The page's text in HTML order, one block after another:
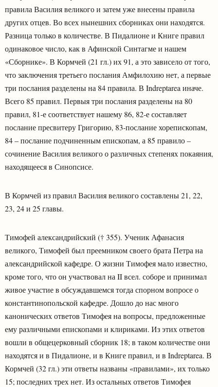
правила Василия великого и затем уже внесены правила
других отцев. Во всех нынешних сборниках они находятся.
Разница только в количестве. В Пидалионе и Книге правил
одинаковое число, как в Афинской Синтагме и нашем
«Сборнике». В Кормчей (21 гл.) их 91, а это зависело от того,
что заключения третьего послания Амфилохию нет, а первые
три послания разделены на 84 правила. В Indreptarea иначе.
Всего 85 правил. Первыя три послания разделены на 80
правил, 81-е соответствует нашему 86, 82-е составляет
послание пресвитеру Григорию, 83-послание хорепископам,
84 – послание подчиненным епископам, а 85 правило –
сочинение Василия великого о различных степенях покаяния,
находящееся в Синопсисе.
В Кормчей из правил Василия великого составлены 21, 22,
23, 24 и 25 главы.
Тимофей александрийский († 355). Ученик Афанасия
великого, Тимофей был преемником своего брата Петра на
александрийской кафедре. О жизни Тимофея мало известно,
кроме того, что он участвовал на II всел. соборе и принимал
живое участие в обсуждавшемся тогда спорном вопросе о
константинопольской кафедре. Дошло до нас много
канонических ответов Тимофея на вопросы, предложенные
ему различными епископами и клириками. Из этих ответов
вошли в общецерковный сборник 18; в таком количестве они
находятся и в Пидалионе, и в Книге правил, и в Indreptarea. В
Кормчей (32 гл.) эти ответы названы «правилами», их только
15; последних трех нет. Из остальных ответов Тимофея